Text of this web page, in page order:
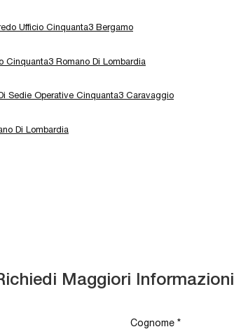
Ufficio Cinquanta3 Bergamo
Cinquanta3 Romano Di Lombardia
Sedie Operative Cinquanta3 Caravaggio
Di Lombardia
Maggiori Informazioni